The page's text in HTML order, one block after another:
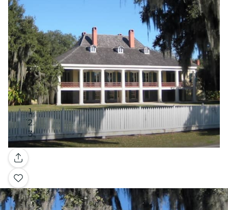
Galería